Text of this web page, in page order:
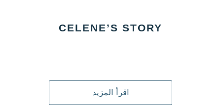
CELENE’S STORY
اقرأ المزيد